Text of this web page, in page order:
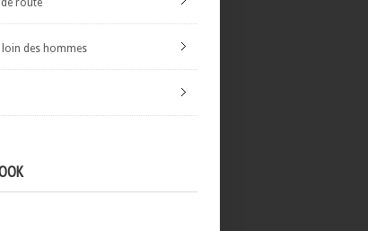
route
loin des hommes